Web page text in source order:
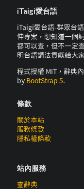
iTaigi愛台語
iTaigi愛台語-群眾台
伸專案，想知道一個
都可以查，但不一定
明台語講法貢獻給大
程式授權 MIT，辭典
by BootStrap 5.
條款
關於本站
服務條款
隱私權條款
站內服務
查辭典